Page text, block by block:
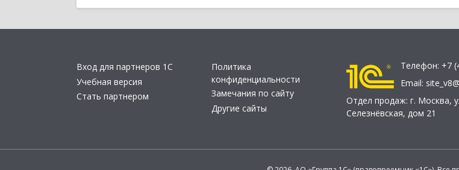
Вход для партнеров 1С
Учебная версия
Стать партнером
Политика
конфиденциальности
Замечания по сайту
Другие сайты
Телефон: +7
Email:
Отдел продаж: г. Москва,
Селезнёвская, дом 21